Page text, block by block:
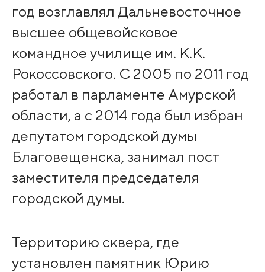
год возглавлял Дальневосточное
высшее общевойсковое
командное училище им. К.К.
Рокоссовского. С 2005 по 2011 год
работал в парламенте Амурской
области, а с 2014 года был избран
депутатом городской думы
Благовещенска, занимал пост
заместителя председателя
городской думы.
Территорию сквера, где
установлен памятник Юрию